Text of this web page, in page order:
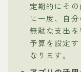
定期的にそ
に一度、自
無駄な支出
予算を設定
なります。